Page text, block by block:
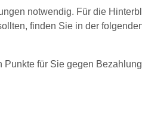
notwendig. Für die
finden Sie in der
für Sie gegen